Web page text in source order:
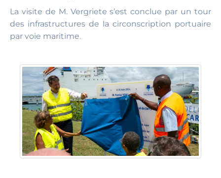
La visite de M. Vergriete s’est conclue par un tour
des infrastructures de la circonscription portuaire
par voie maritime.